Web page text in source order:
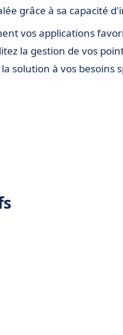
grâce à sa capacité
vos applications
la gestion de vos
solution à vos besoins